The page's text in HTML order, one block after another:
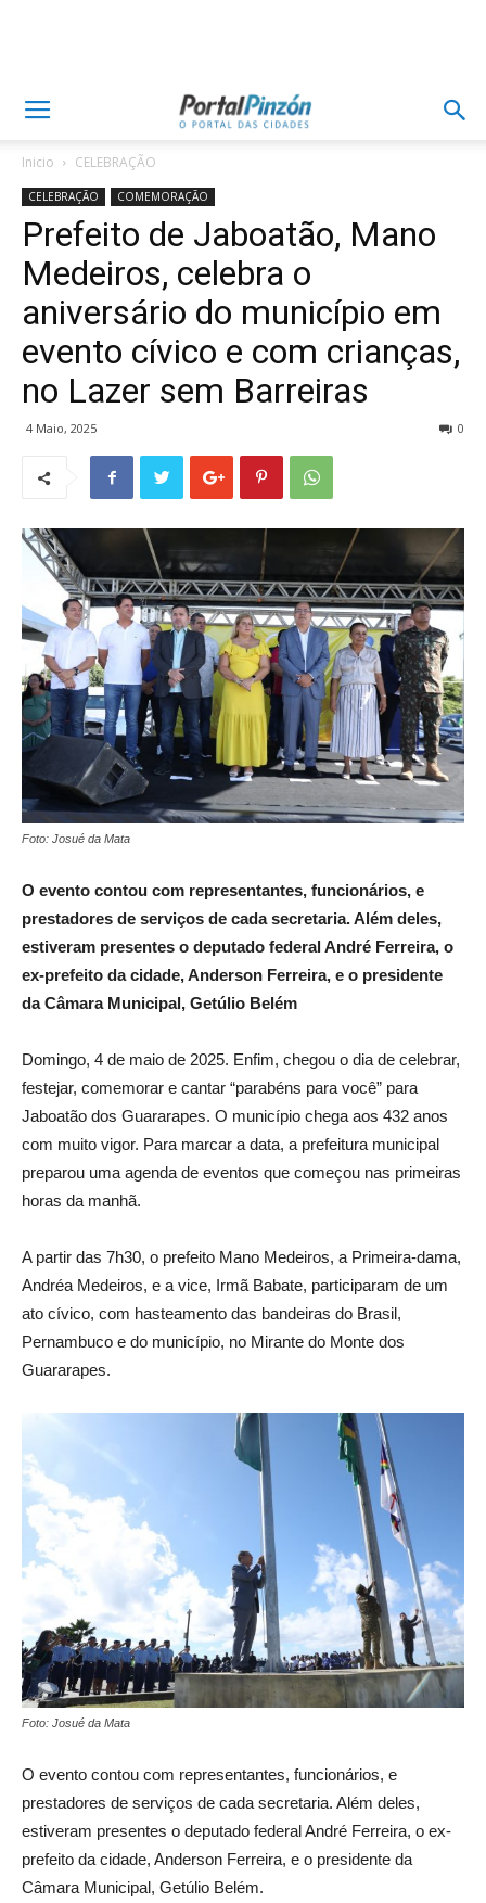
Inicio CELEBRAÇÃO
CELEBRAÇÃO COMEMORAÇÃO
Prefeito de Jaboatão, Mano
Medeiros, celebra o
aniversário do município em
evento cívico e com crianças,
no Lazer sem Barreiras
4 Maio, 2025 0
Foto: Josué da Mata
O evento contou com representantes, funcionários, e
prestadores de serviços de cada secretaria. Além deles,
estiveram presentes o deputado federal André Ferreira, o
ex-prefeito da cidade, Anderson Ferreira, e o presidente
da Câmara Municipal, Getúlio Belém
Domingo, 4 de maio de 2025. Enfim, chegou o dia de celebrar,
festejar, comemorar e cantar “parabéns para você” para
Jaboatão dos Guararapes. O município chega aos 432 anos
com muito vigor. Para marcar a data, a prefeitura municipal
preparou uma agenda de eventos que começou nas primeiras
horas da manhã.
A partir das 7h30, o prefeito Mano Medeiros, a Primeira-dama,
Andréa Medeiros, e a vice, Irmã Babate, participaram de um
ato cívico, com hasteamento das bandeiras do Brasil,
Pernambuco e do município, no Mirante do Monte dos
Guararapes.
Foto: Josué da Mata
O evento contou com representantes, funcionários, e
prestadores de serviços de cada secretaria. Além deles,
estiveram presentes o deputado federal André Ferreira, o ex-
prefeito da cidade, Anderson Ferreira, e o presidente da
Câmara Municipal, Getúlio Belém.